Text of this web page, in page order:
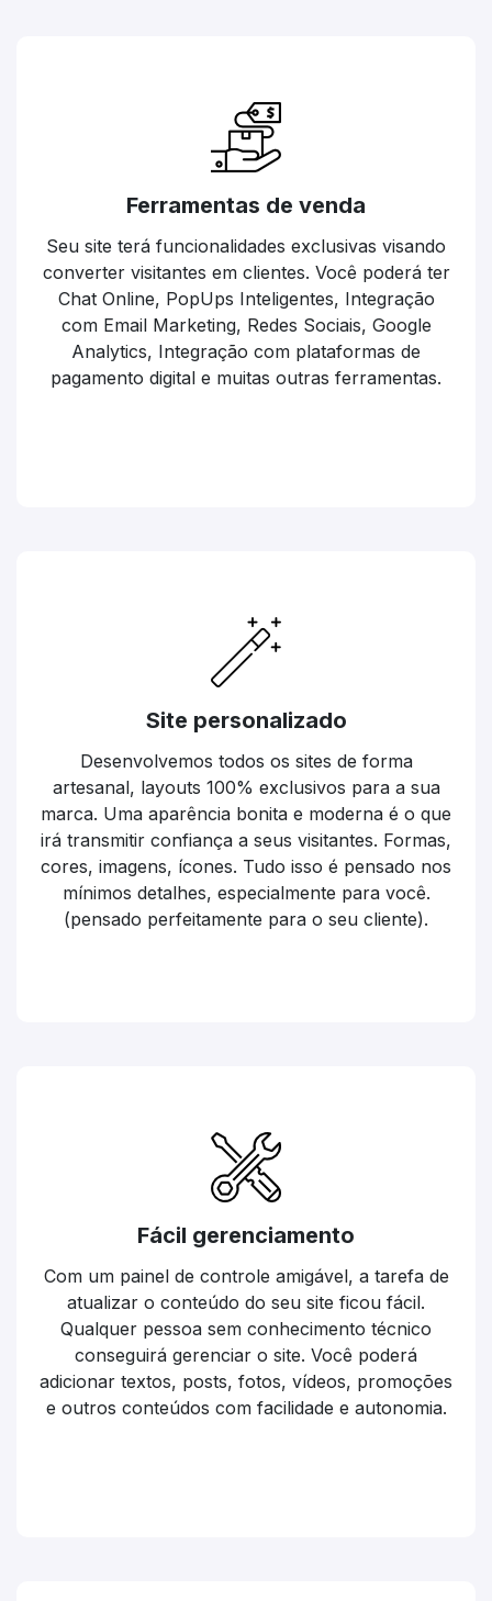
Ferramentas de venda
Seu site terá funcionalidades exclusivas visando
converter visitantes em clientes. Você poderá ter
Chat Online, PopUps Inteligentes, Integração
com Email Marketing, Redes Sociais, Google
Analytics, Integração com plataformas de
pagamento digital e muitas outras ferramentas.
Site personalizado
Desenvolvemos todos os sites de forma
artesanal, layouts 100% exclusivos para a sua
marca. Uma aparência bonita e moderna é o que
irá transmitir confiança a seus visitantes. Formas,
cores, imagens, ícones. Tudo isso é pensado nos
mínimos detalhes, especialmente para você.
(pensado perfeitamente para o seu cliente).
Fácil gerenciamento
Com um painel de controle amigável, a tarefa de
atualizar o conteúdo do seu site ficou fácil.
Qualquer pessoa sem conhecimento técnico
conseguirá gerenciar o site. Você poderá
adicionar textos, posts, fotos, vídeos, promoções
e outros conteúdos com facilidade e autonomia.